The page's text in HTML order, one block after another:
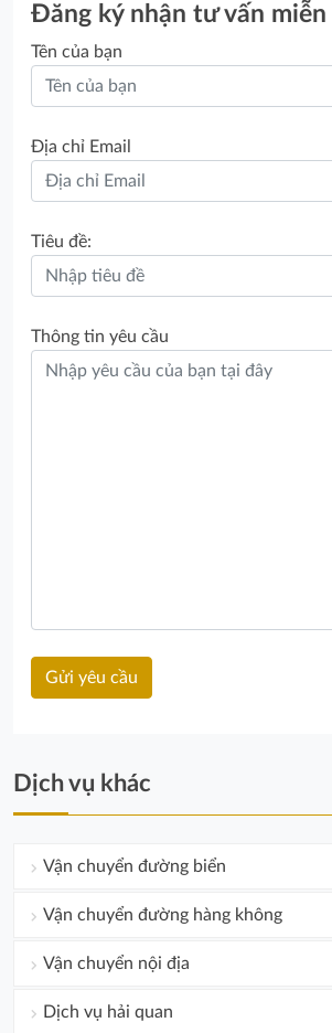
Đăng ký nhận tư vấn miễn
Tên của bạn
Địa chỉ Email
Tiêu đề:
Thông tin yêu cầu
Dịch vụ khác
Vận chuyển đường biển
Vận chuyển đường hàng không
Vận chuyển nội địa
Dịch vụ hải quan